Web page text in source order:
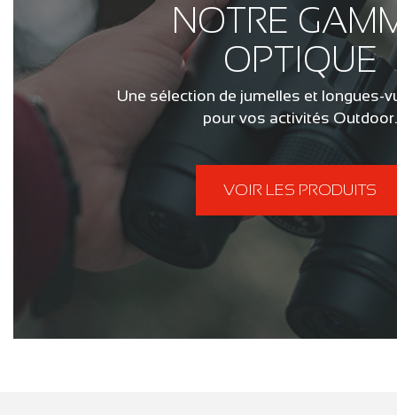
NOTRE
OPTIQUE
Une sélection de jumelles et longues-
pour vos activités Outdoor.
VOIR LES PRODUITS